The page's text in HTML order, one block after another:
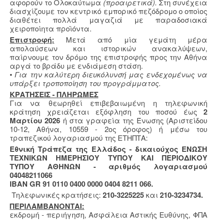
αφορούν το Ολοκαύτωμα (προαιρετικά). Στη συνέχεια
διασχίζουμε τον κεντρικό εμπορικό πεζόδρομο ο οποίος
διαθέτει πολλά μαγαζιά με παραδοσιακά
χειροποίητα προϊόντα.
Επιστροφή: Μετά από μία γεμάτη μέρα
απολαύσεων και ιστορικών ανακαλύψεων,
παίρνουμε τον δρόμο της επιστροφής προς την Αθήνα
αργά το βράδυ με ενδιάμεση στάση.
• Για την καλύτερη διευκόλυνσή μας ενδεχομένως να
υπάρξει τροποποίηση του προγράμματος.
KΡΑΤΗΣΕΙΣ - ΠΛΗΡΩΜΕΣ
Για να θεωρηθεί επιβεβαιωμένη η τηλεφωνική
κράτηση χρειάζεται εξόφληση του ποσού έως 2
Μαρτίου 2026 ή στα γραφεία της Ένωσης (Αριστείδου
10-12, Αθήνα, 10559 - 2ος όροφος) ή μέσω του
τραπεζικού λογαριασμού της ΕΤΗΠΤΑ:
Εθνική Τράπεζα της Ελλάδος - δικαιούχος ΕΝΩΣΗ
ΤΕΧΝΙΚΩΝ ΗΜΕΡΗΣΙΟΥ ΤΥΠΟΥ ΚΑΙ ΠΕΡΙΟΔΙΚΟΥ
ΤΥΠΟΥ ΑΘΗΝΩΝ - αριθμός λογαριασμού
04048211066
IBAN GR 91 0110 0400 0000 0404 8211 066.
Τηλεφωνικές κρατήσεις: 210-3225225και 210-3234734.
ΠΕΡΙΛΑΜΒΑΝΟΝΤΑΙ:
εκδρομή - περιήγηση, Ασφάλεια Αστικής Ευθύνης, ΦΠΑ